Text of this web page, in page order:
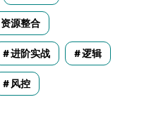
资源整合
进阶实战 逻辑
风控